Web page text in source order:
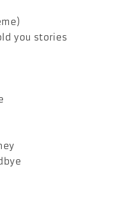
you stories